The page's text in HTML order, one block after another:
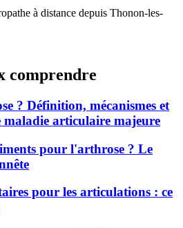
à distance depuis Thonon-les-
comprendre
? Définition, mécanismes et
maladie articulaire majeure
pour l'arthrose ? Le
pour les articulations : ce